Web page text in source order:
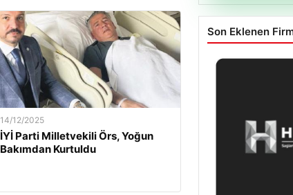
14/12/2025
İYİ Parti Milletvekili Örs, Yoğun
Bakımdan Kurtuldu
Son Eklenen